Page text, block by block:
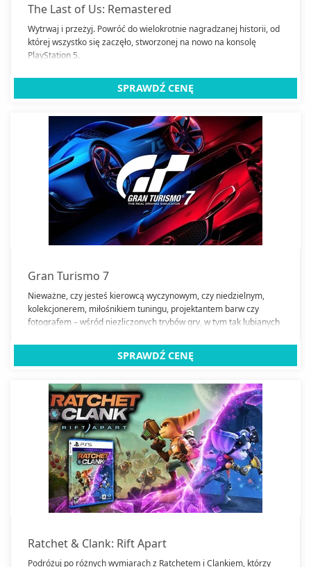
The Last of Us: Remastered
Wytrwaj i przeżyj. Powróć do wielokrotnie nagradzanej historii, od
której wszystko się zaczęło, stworzonej na nowo na konsolę
PlayStation 5.
SPRAWDŹ CENĘ
Gran Turismo 7
Nieważne, czy jesteś kierowcą wyczynowym, czy niedzielnym,
kolekcjonerem, miłośnikiem tuningu, projektantem barw czy
fotografem – wśród niezliczonych trybów gry, w tym tak lubianych
jazdy, znajdziesz coś dla siebie.SPRAWDŹ CENĘ
Ratchet & Clank: Rift Apart
Podróżuj po różnych wymiarach z Ratchetem i Clankiem, którzy